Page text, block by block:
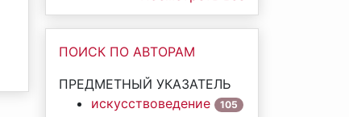
ПОИСК ПО АВТОРАМ
ПРЕДМЕТНЫЙ УКАЗАТЕЛЬ
искусствоведение
105